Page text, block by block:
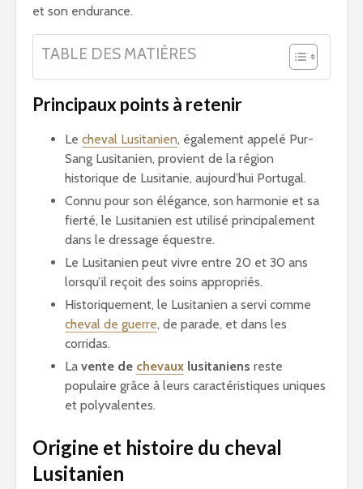
et son endurance.
TABLE DES MATIÈRES
Principaux points à retenir
Le cheval Lusitanien, également appelé Pur-
Sang Lusitanien, provient de la région
historique de Lusitanie, aujourd’hui Portugal.
Connu pour son élégance, son harmonie et sa
fierté, le Lusitanien est utilisé principalement
dans le dressage équestre.
Le Lusitanien peut vivre entre 20 et 30 ans
lorsqu’il reçoit des soins appropriés.
Historiquement, le Lusitanien a servi comme
cheval de guerre, de parade, et dans les
corridas.
La vente de chevaux lusitaniens reste
populaire grâce à leurs caractéristiques uniques
et polyvalentes.
Origine et histoire du cheval
Lusitanien